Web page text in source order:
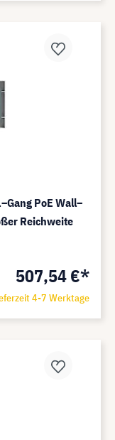
PoE Wall–
Reichweite
507,54 €*
4-7 Werktage